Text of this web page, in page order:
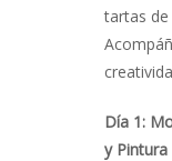
tartas
Día 1:
y